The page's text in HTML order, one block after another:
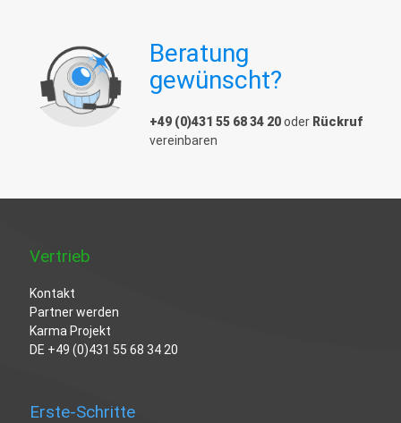
Beratung
gewünscht?
+49 (0)431 55 68 34 20oder Rückruf
vereinbaren
Vertrieb
Kontakt
Partner werden
Karma Projekt
DE +49 (0)431 55 68 34 20
Erste-Schritte